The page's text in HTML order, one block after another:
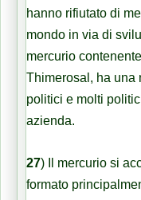
hanno rifiutato di
mondo in via di
mercurio
Thimerosal, ha una
politici e molti
azienda.
27) Il mercurio si
formato